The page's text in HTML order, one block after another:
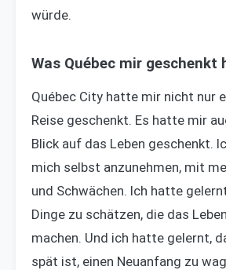
würde.
Was Québec mir geschenkt
Québec City hatte mir nicht nur
Reise geschenkt. Es hatte mir
Blick auf das Leben geschenkt.
mich selbst anzunehmen, mit
und Schwächen. Ich hatte
Dinge zu schätzen, die das
machen. Und ich hatte gelernt,
spät ist, einen Neuanfang zu